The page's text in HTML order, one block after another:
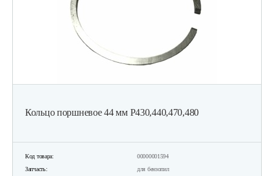
Кольцо поршневое 44 мм Р430,440,470,480
Код товара:
00000001594
Запчасть:
для бензопил